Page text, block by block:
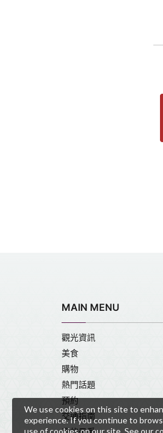
MAIN MENU
觀光資訊
美食
購物
熱門話題
預約
交通指南
We use cookies on this site to
experience. If you continue to
use of cookies on our site. See our